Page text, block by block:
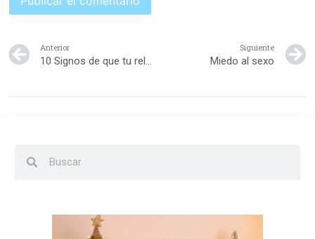
Anterior
10 Signos de que tu relación necesita terapia
Siguiente
Miedo al sexo